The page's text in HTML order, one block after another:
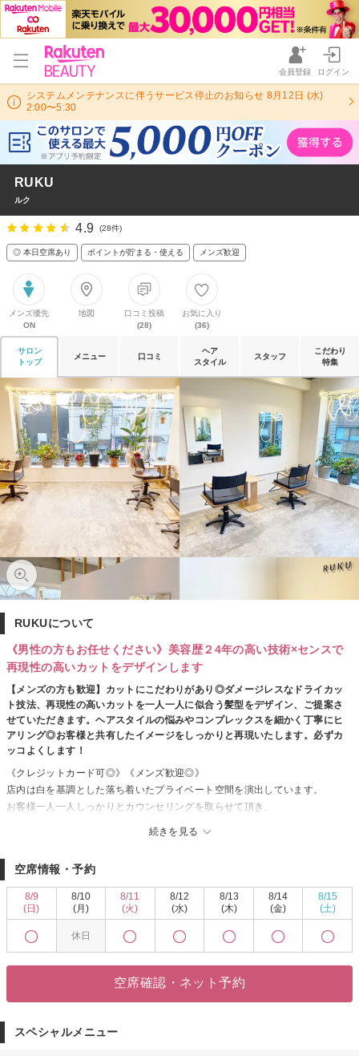
会員登録 ログイン
システムメンテナンスに伴うサービス停止のお知らせ 8月12日 (水)
2:00〜5:30
RUKU
ルク
4.9 (28件)
◎ 本日空席あり ポイントが貯まる・使える メンズ歓迎
メンズ優先
ON
地図
口コミ投稿
(28)
お気に入り
(36)
サロン
トップ
メニュー 口コミ
ヘア
スタイル
スタッフ
こだわり
特集
RUKUについて
《男性の方もお任せください》美容歴２4年の高い技術×センスで
再現性の高いカットをデザインします
【メンズの方も歓迎】カットにこだわりがあり◎ダメージレスなドライカッ
ト技法、再現性の高いカットを一人一人に似合う髪型をデザイン、ご提案さ
せていただきます。ヘアスタイルの悩みやコンプレックスを細かく丁寧にヒ
アリング◎お客様と共有したイメージをしっかりと再現いたします。必ずカ
ッコよくします！
続きを見る
《クレジットカード可◎》《メンズ歓迎◎》
店内は白を基調とした落ち着いたプライベート空間を演出しています。
お客様一人一人しっかりとカウンセリングを取らせて頂き、
※カウンセリングをしっかり取らせて頂きたいので初回はご予約時間１０分
前にはご来店をお願い致します。遅れられるとご希望の施術ができない場
合、日にち変更をさせて頂くことがあります、必ずお守りくださいませ。ま
がございます。予めご了承くださいませ。
ております。当日キャンセルは100％「無断キャンセルはキャンセル料として
100％を頂戴しております。何卒ご理解の程宜しくお願いします。
いします。
空席情報・予約
8/9
(日)
8/10
(月)
休日
8/11
(火)
8/12
(水)
8/13
(木)
8/14
(金)
8/15
(土)
空席確認・ネット予約
スペシャルメニュー